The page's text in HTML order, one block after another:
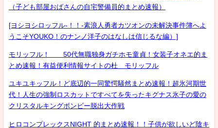
（子ども部屋おばさんの自宅警備員的まとめ速報）
[ヨシヨシロッフル-！！-素浪人勇者カツオンの未解決事件簿へよ
うこそYOUKO！のナンノ洋子のはなしは信じるな編）]
モリッフル！ 50代無職独身ガチホモ童貞！女装子オネエ的ま
とめ速報！有益便利情報サイトの杜 モリッフル
ユキユキッフル！ど底辺的一同驚愕騒然まとめ速報！超氷河期世
代！人生の強制ロスカットですべてを失ったキグナス氷子の愛の
クリスタルキングボンビー脱出大作戦
ヒロコンプレックスNIGHT 的まとめ速報！！子供が欲しいど陰キ